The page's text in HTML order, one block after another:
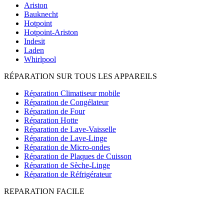
Ariston
Bauknecht
Hotpoint
Hotpoint-Ariston
Indesit
Laden
Whirlpool
RÉPARATION SUR TOUS LES APPAREILS
Réparation Climatiseur mobile
Réparation de Congélateur
Réparation de Four
Réparation Hotte
Réparation de Lave-Vaisselle
Réparation de Lave-Linge
Réparation de Micro-ondes
Réparation de Plaques de Cuisson
Réparation de Sèche-Linge
Réparation de Réfrigérateur
REPARATION FACILE